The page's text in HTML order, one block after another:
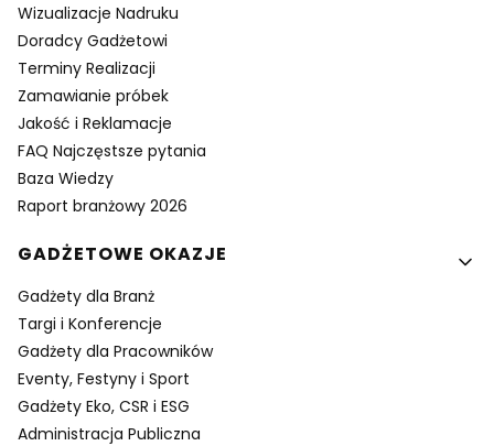
Wizualizacje Nadruku
Doradcy Gadżetowi
Terminy Realizacji
Zamawianie próbek
Jakość i Reklamacje
FAQ Najczęstsze pytania
Baza Wiedzy
Raport branżowy 2026
GADŻETOWE OKAZJE
Gadżety dla Branż
Targi i Konferencje
Gadżety dla Pracowników
Eventy, Festyny i Sport
Gadżety Eko, CSR i ESG
Administracja Publiczna